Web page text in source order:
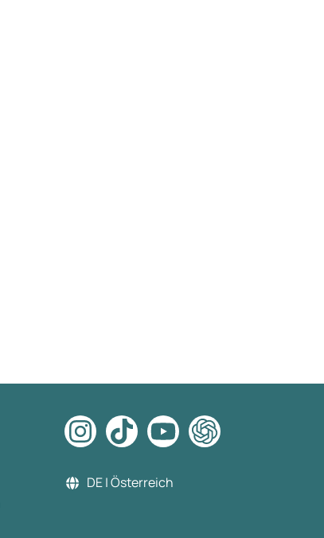
DE | Österreich